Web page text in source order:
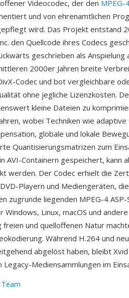
Videocodec, der den MPEG-
und von ehrenamtlichen
wird. Das Projekt entstand
den Quellcode ihres Codecs
geschrieben als
2000er Jahren breite
Codec und bot vergleichbare
ohne jegliche Lizenzkosten.
kleine Dateien zu
wobei Techniken wie
globale und lokale
Quantisierungsmatrizen zum
AVI-Containern gespeichert, kann
werden. Der Codec erhielt die
Playern und Mediengeräten, die
zugrunde liegenden MPEG-4
Windows, Linux, macOS und
und quelloffenen Natur
Während H.264 und
abgelöst haben, bleibt
Legacy-Mediensammlungen im
Team